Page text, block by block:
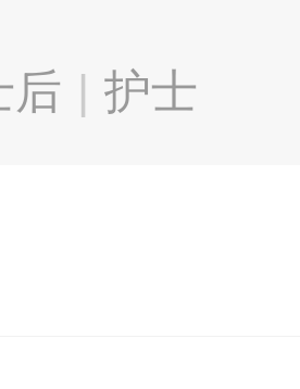
后 护士